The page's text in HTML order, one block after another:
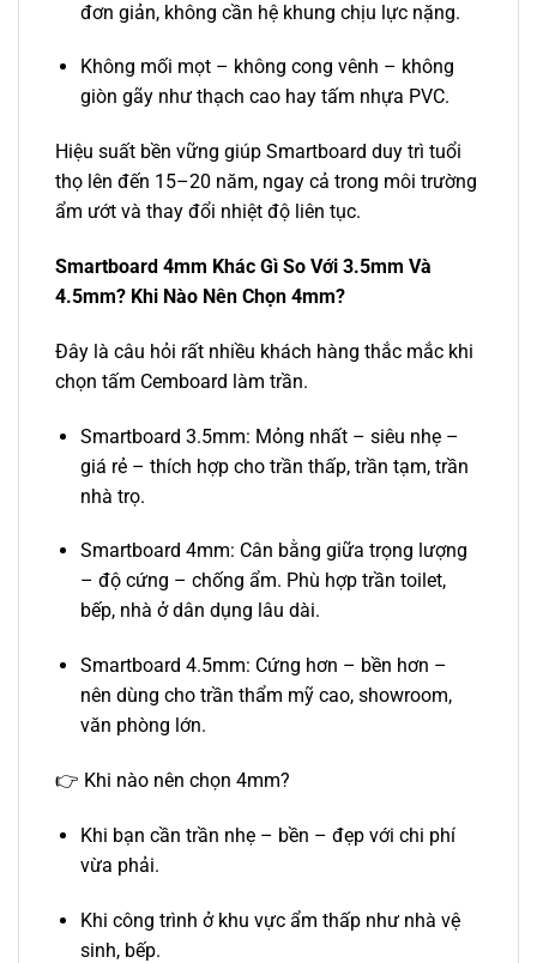
đơn giản, không cần hệ khung chịu lực nặng.
Không mối mọt – không cong vênh – không
giòn gãy như thạch cao hay tấm nhựa PVC.
Hiệu suất bền vững giúp Smartboard duy trì tuổi
thọ lên đến 15–20 năm, ngay cả trong môi trường
ẩm ướt và thay đổi nhiệt độ liên tục.
Smartboard 4mm Khác Gì So Với 3.5mm Và
4.5mm? Khi Nào Nên Chọn 4mm?
Đây là câu hỏi rất nhiều khách hàng thắc mắc khi
chọn tấm Cemboard làm trần.
Smartboard 3.5mm: Mỏng nhất – siêu nhẹ –
giá rẻ – thích hợp cho trần thấp, trần tạm, trần
nhà trọ.
Smartboard 4mm: Cân bằng giữa trọng lượng
– độ cứng – chống ẩm. Phù hợp trần toilet,
bếp, nhà ở dân dụng lâu dài.
Smartboard 4.5mm: Cứng hơn – bền hơn –
nên dùng cho trần thẩm mỹ cao, showroom,
văn phòng lớn.
👉 Khi nào nên chọn 4mm?
Khi bạn cần trần nhẹ – bền – đẹp với chi phí
vừa phải.
Khi công trình ở khu vực ẩm thấp như nhà vệ
sinh, bếp.